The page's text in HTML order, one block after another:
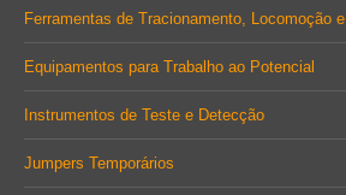
Ferramentas de Tracionamento, Locomoção
Equipamentos para Trabalho ao Potencial
Instrumentos de Teste e Detecção
Jumpers Temporários